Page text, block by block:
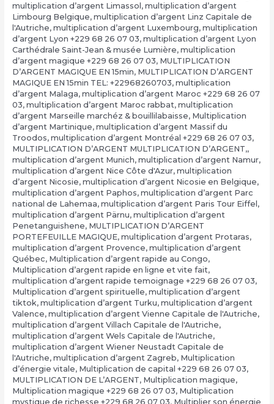
multiplication d’argent Limassol, multiplication d’argent
Limbourg Belgique, multiplication d’argent Linz Capitale de
l'Autriche, multiplication d’argent Luxembourg, multiplication
d’argent Lyon +229 68 26 07 03, multiplication d’argent Lyon
Carthédrale Saint-Jean & musée Lumière, multiplication
d’argent magique +229 68 26 07 03, MULTIPLICATION
D’ARGENT MAGIQUE EN 15min, MULTIPLICATION D’ARGENT
MAGIQUE EN 15min TEL: +22968260703, multiplication
d’argent Malaga, multiplication d’argent Maroc +229 68 26 07
03, multiplication d’argent Maroc rabbat, multiplication
d’argent Marseille marchéz & bouillilabaisse, Multiplication
d’argent Martinique, multiplication d’argent Massif du
Troodos, multiplication d’argent Montréal +229 68 26 07 03,
MULTIPLICATION D’ARGENT MULTIPLICATION D’ARGENT,,
multiplication d’argent Munich, multiplication d’argent Namur,
multiplication d’argent Nice Côte d'Azur, multiplication
d’argent Nicosie, multiplication d’argent Nicosie en Belgique,
multiplication d’argent Paphos, multiplication d’argent Parc
national de Lahemaa, multiplication d’argent Paris Tour Eiffel,
multiplication d’argent Pärnu, multiplication d’argent
Penetanguishene, MULTIPLICATION D’ARGENT
PORTEFEUILLE MAGIQUE, multiplication d’argent Protaras,
multiplication d’argent Provence, multiplication d’argent
Québec, Multiplication d’argent rapide au Congo,
Multiplication d’argent rapide en ligne et vite fait,
multiplication d’argent rapide temoignage +229 68 26 07 03,
Multiplication d’argent spirituelle, multiplication d’argent
tiktok, multiplication d’argent Turku, multiplication d’argent
Valence, multiplication d’argent Vienne Capitale de l'Autriche,
multiplication d’argent Villach Capitale de l'Autriche,
multiplication d’argent Wels Capitale de l'Autriche,
multiplication d’argent Wiener Neustadt Capitale de
l'Autriche, multiplication d’argent Zagreb, Multiplication
d’énergie vitale, Multiplication de capital +229 68 26 07 03,
MULTIPLICATION DE L’ARGENT, Multiplication magique,
Multiplication magique +229 68 26 07 03, Multiplication
mystique de richesse +229 68 26 07 03, Multiplier son énergie